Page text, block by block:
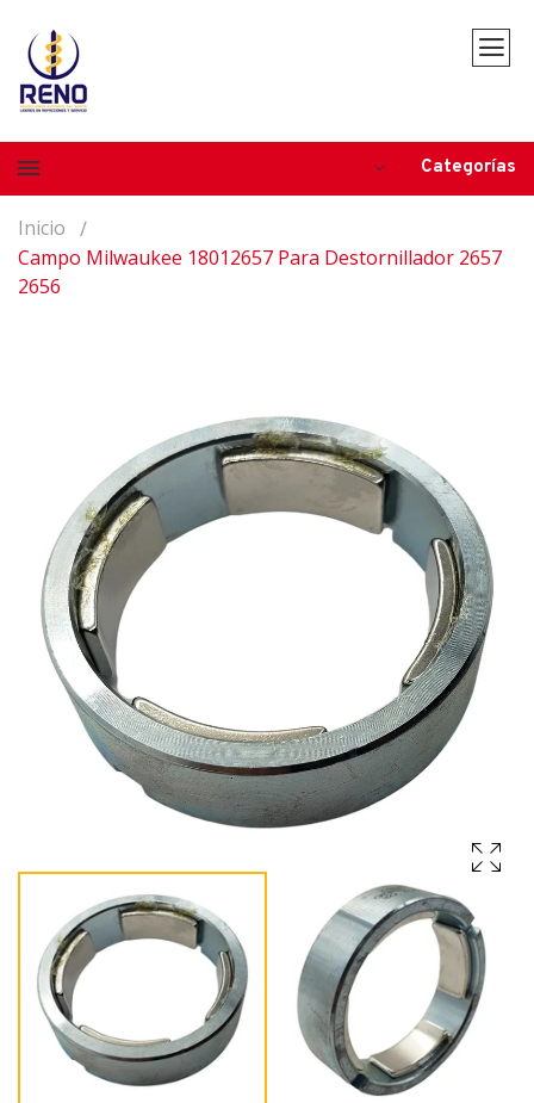
Categorías
Inicio
Campo Milwaukee 18012657 Para Destornillador 2657
2656